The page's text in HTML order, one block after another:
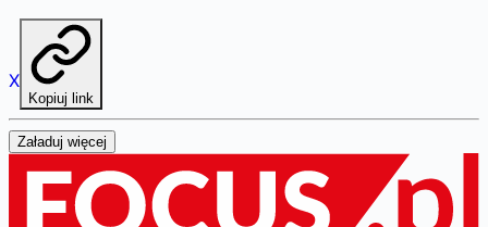
X
Kopiuj link
Załaduj więcej